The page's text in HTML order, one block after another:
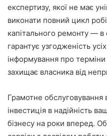
експертизу, якої не має
виконати повний цикл
капітального ремонту — в
гарантує узгодженість
інформування про терміни
захищає власника від
Грамотне
інвестиція в надійність
бізнесу на роки вперед.